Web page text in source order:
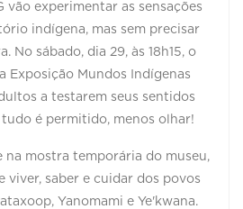
vão experimentar as sensações
indígena, mas sem precisar
No sábado, dia 29, às 18h15, o
Exposição Mundos Indígenas
a testarem seus sentidos
é permitido, menos olhar!
na mostra temporária do museu,
viver, saber e cuidar dos povos
Yanomami e Ye'kwana.